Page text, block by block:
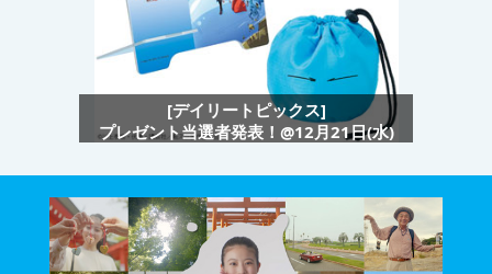
[デイリートピックス]
プレゼント当選者発表！@12月21日(水)